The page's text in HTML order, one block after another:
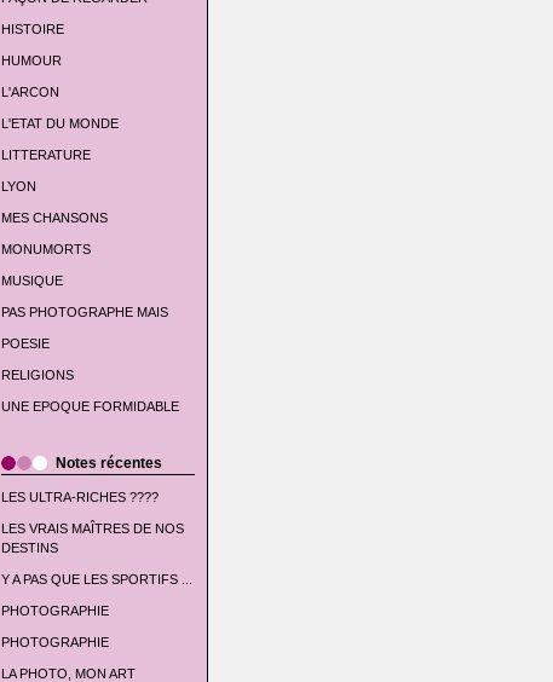
HISTOIRE
HUMOUR
L'ARCON
L'ETAT DU MONDE
LITTERATURE
LYON
MES CHANSONS
MONUMORTS
MUSIQUE
PAS PHOTOGRAPHE MAIS
POESIE
RELIGIONS
UNE EPOQUE FORMIDABLE
Notes récentes
LES ULTRA-RICHES ????
LES VRAIS MAÎTRES DE NOS
DESTINS
Y A PAS QUE LES SPORTIFS ...
PHOTOGRAPHIE
PHOTOGRAPHIE
LA PHOTO, MON ART